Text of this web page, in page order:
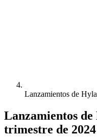
Lanzamientos de
Lanzamientos
trimestre de 2024